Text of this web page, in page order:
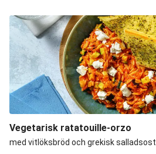
Vegetarisk ratatouille-orzo
med vitlöksbröd och grekisk salladsost